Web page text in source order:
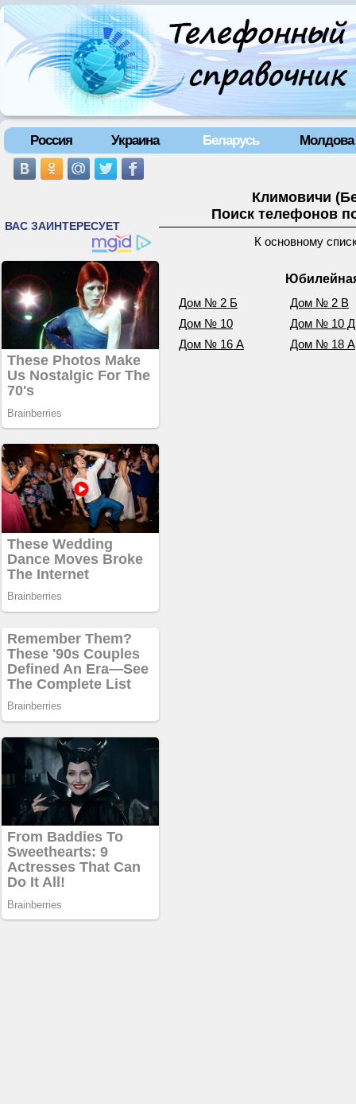
Россия Украина Беларусь Молдова
Климовичи
Поиск телефонов
К основному
Дом № 2 Б
Дом № 2 В
Дом № 10
Дом № 10 Д
Дом № 16 А
Дом № 18 А